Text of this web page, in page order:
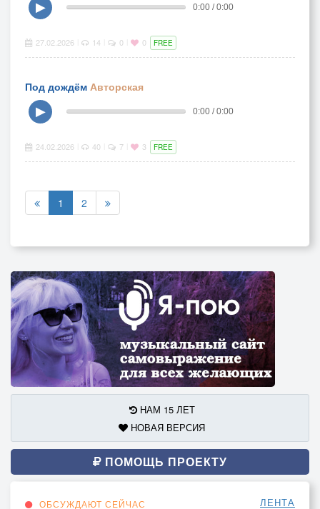
▶
0:00 / 0:00
27.02.2026 14 0 0 FREE
Под дождём Авторская
▶
0:00 / 0:00
24.02.2026 40 7 3 FREE
1 2
НАМ 15 ЛЕТ
НОВАЯ ВЕРСИЯ
ПОМОЩЬ ПРОЕКТУ
ОБСУЖДАЮТ СЕЙЧАС ЛЕНТА